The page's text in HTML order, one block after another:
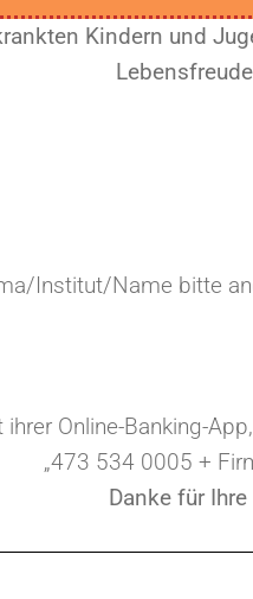
Kindern und
Institut/Name bitte
ihrer Online-Banking-
„473 534 0005 +
Danke für